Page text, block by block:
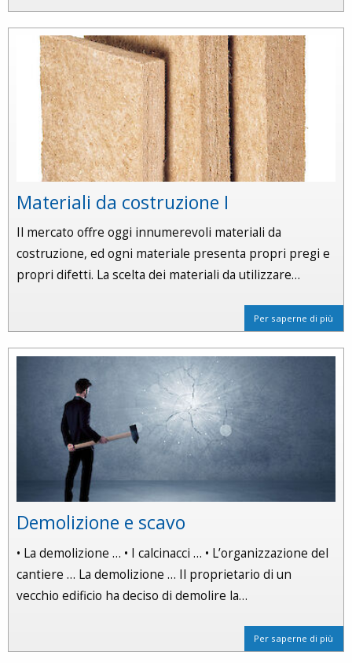
Materiali da costruzione I
Il mercato offre oggi innumerevoli materiali da
costruzione, ed ogni materiale presenta propri pregi e
propri difetti. La scelta dei materiali da utilizzare…
Per saperne di più
Demolizione e scavo
• La demolizione … • I calcinacci … • L’organizzazione del
cantiere … La demolizione … Il proprietario di un
vecchio edificio ha deciso di demolire la…
Per saperne di più